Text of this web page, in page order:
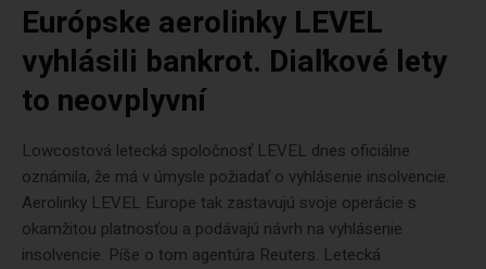
Európske aerolinky LEVEL
vyhlásili bankrot. Diaľkové lety
to neovplyvní
Lowcostová letecká spoločnosť LEVEL dnes oficiálne
oznámila, že má v úmysle požiadať o vyhlásenie insolvencie.
Aerolinky LEVEL Europe tak zastavujú svoje operácie s
okamžitou platnosťou a podávajú návrh na vyhlásenie
insolvencie. Píše o tom agentúra Reuters. Letecká